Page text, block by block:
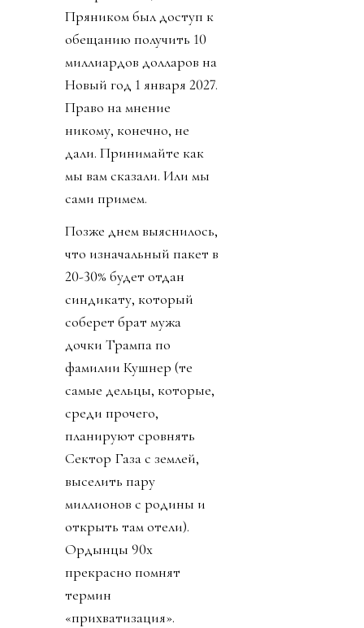
Пряником был доступ к
обещанию получить 10
миллиардов долларов на
Новый год 1 января 2027.
Право на мнение
никому, конечно, не
дали. Принимайте как
мы вам сказали. Или мы
сами примем.
Позже днем выяснилось,
что изначальный пакет в
20-30% будет отдан
синдикату, который
соберет брат мужа
дочки Трампа по
фамилии Кушнер (те
самые дельцы, которые,
среди прочего,
планируют сровнять
Сектор Газа с землей,
выселить пару
миллионов с родины и
открыть там отели).
Ордынцы 90х
прекрасно помнят
термин
«прихватизация».